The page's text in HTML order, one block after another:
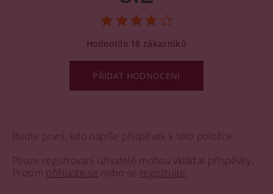
Buďte první, kdo napíše příspěvek k této položce.
Pouze registrovaní uživatelé mohou vkládat příspěvky.
Prosím přihlaste se nebo se registrujte
Hodnotilo 18 zákazníků
PŘIDAT HODNOCENÍ